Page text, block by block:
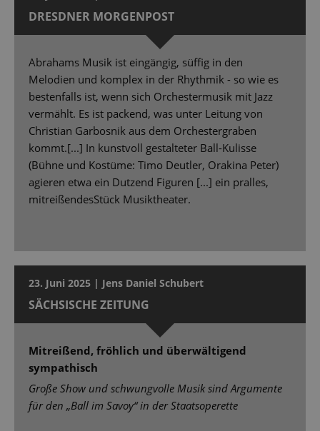
DRESDNER MORGENPOST
Abrahams Musik ist eingängig, süffig in den
Melodien und komplex in der Rhythmik - so wie es
bestenfalls ist, wenn sich Orchestermusik mit Jazz
vermählt. Es ist packend, was unter Leitung von
Christian Garbosnik aus dem Orchestergraben
kommt.[...] In kunstvoll gestalteter Ball-Kulisse
(Bühne und Kostüme: Timo Deutler, Orakina Peter)
agieren etwa ein Dutzend Figuren [...] ein pralles,
mitreißendesStück Musiktheater.
23. Juni 2025 | Jens Daniel Schubert
SÄCHSISCHE ZEITUNG
Mitreißend, fröhlich und überwältigend
sympathisch
Große Show und schwungvolle Musik sind Argumente
für den „Ball im Savoy“ in der Staatsoperette